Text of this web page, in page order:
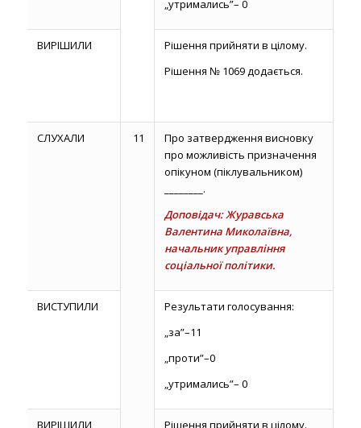
„утримались”– 0
ВИРІШИЛИ
Рішення прийняти в цілому.
Рішення № 1069 додається.
СЛУХАЛИ 11
Про затвердження висновку
про можливість призначення
опікуном (піклувальником)
________.
Доповідач: Журавська
Валентина Миколаївна,
начальник управління
соціальної політики.
ВИСТУПИЛИ
Результати голосування:
„за”–11
„проти”–0
„утримались”– 0
ВИРІШИЛИ
Рішення прийняти в цілому.